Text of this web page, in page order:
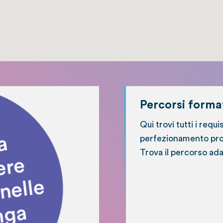
Percorsi
Qui trovi tutti i
perfezionamento
Trova il percorso